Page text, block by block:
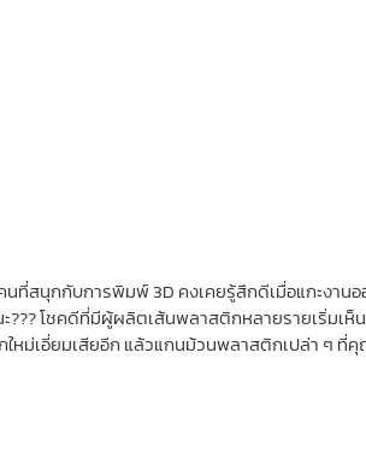
นที่สนุกกับการพิมพ์ 3D คงเคยรู้สึกดีเมื่อแกะงาน
ะ??? โชคดีที่มีผู้ผลิตเส้นพลาสติกหลายรายเริ่มเ
ใหม่เอี่ยมเสียอีก แล้วแกนม้วนพลาสติกเปล่า ๆ ที่